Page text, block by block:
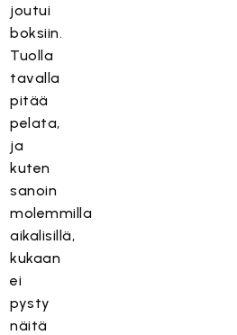
joutui
boksiin.
Tuolla
tavalla
pitää
pelata,
ja
kuten
sanoin
molemmilla
aikalisillä,
kukaan
ei
pysty
näitä